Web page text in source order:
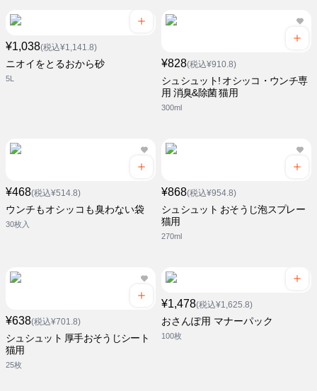
¥1,038(税込¥1,141.8)
ニオイをとるおから砂
5L
¥828(税込¥910.8)
シュシュット! オシッコ・ウンチ専
用 消臭&除菌 猫用
300ml
¥468(税込¥514.8)
ウンチもオシッコも臭わない袋
30枚入
¥868(税込¥954.8)
シュシュット おそうじ泡スプレー
猫用
270ml
¥638(税込¥701.8)
シュシュット 厚手おそうじシート
猫用
25枚
¥1,478(税込¥1,625.8)
おさんぽ用 マナーパック
100枚